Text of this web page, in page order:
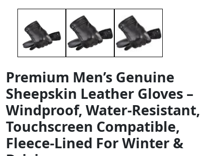
Premium Men’s Genuine
Sheepskin Leather Gloves –
Windproof, Water-Resistant,
Touchscreen Compatible,
Fleece-Lined For Winter &